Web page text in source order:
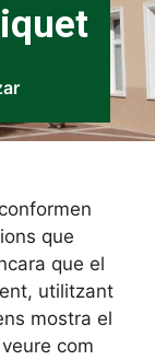
que
que el
utilitzant
mostra el
com